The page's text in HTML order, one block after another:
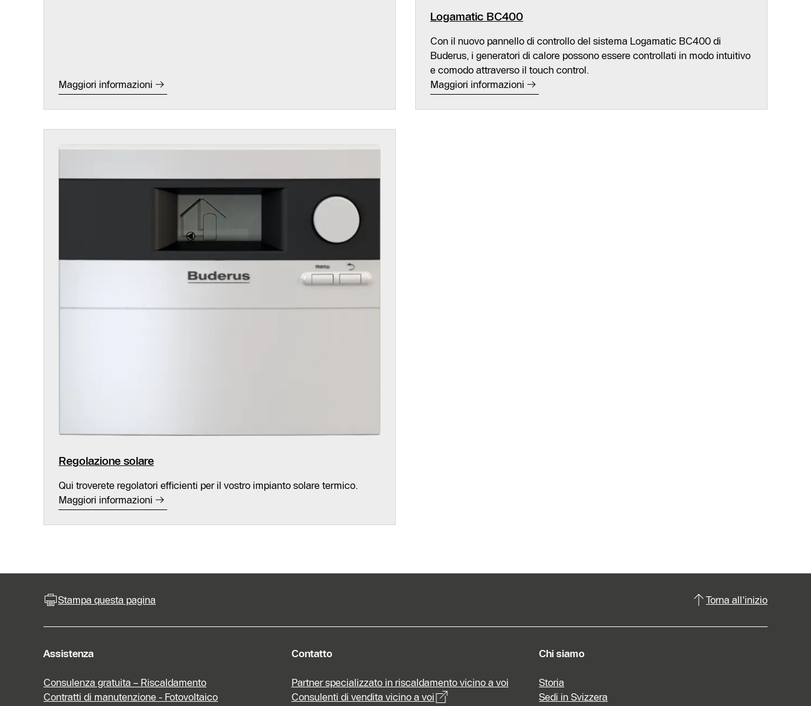
Maggiori informazioni
Logamatic BC400
Con il nuovo pannello di controllo del sistema Logamatic BC400 di
Buderus, i generatori di calore possono essere controllati in modo intuitivo
e comodo attraverso il touch control.
Maggiori informazioni
Regolazione solare
Qui troverete regolatori efficienti per il vostro impianto solare termico.
Maggiori informazioni
Stampa questa pagina Torna all'inizio
Assistenza
Consulenza gratuita – Riscaldamento
Contratti di manutenzione - Fotovoltaico
Contatto
Partner specializzato in riscaldamento vicino a voi
Consulenti di vendita vicino a voi
Chi siamo
Storia
Sedi in Svizzera